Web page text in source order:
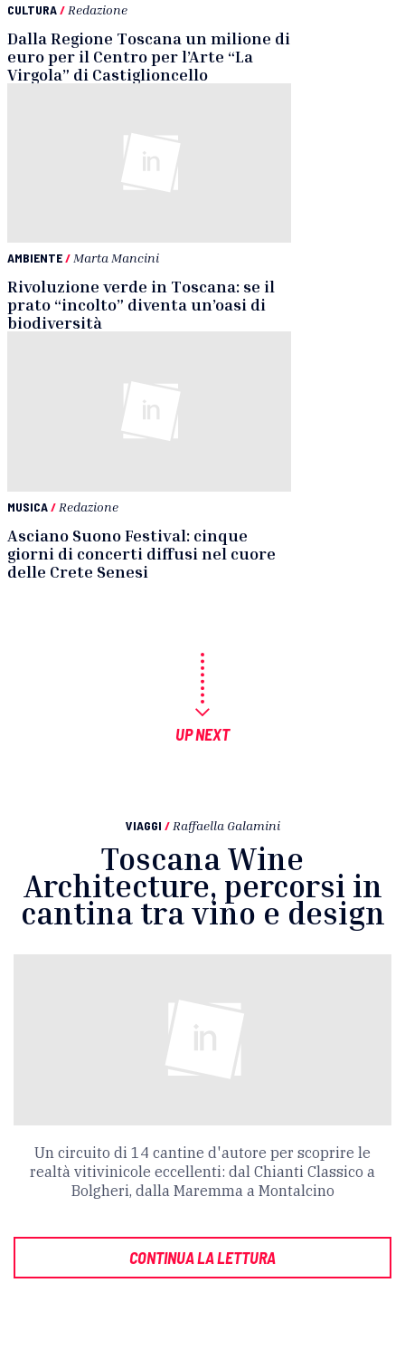
CULTURA/ Redazione
Dalla Regione Toscana un milione di
euro per il Centro per l’Arte “La
Virgola” di Castiglioncello
AMBIENTE/ Marta Mancini
Rivoluzione verde in Toscana: se il
prato “incolto” diventa un’oasi di
biodiversità
MUSICA/ Redazione
Asciano Suono Festival: cinque
giorni di concerti diffusi nel cuore
delle Crete Senesi
UP NEXT
VIAGGI / Raffaella Galamini
Toscana Wine
Architecture, percorsi in
cantina tra vino e design
Un circuito di 14 cantine d'autore per scoprire le
realtà vitivinicole eccellenti: dal Chianti Classico a
Bolgheri, dalla Maremma a Montalcino
CONTINUA LA LETTURA